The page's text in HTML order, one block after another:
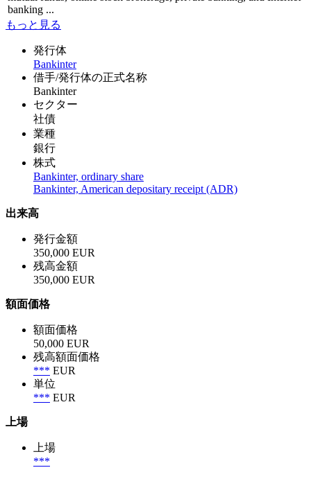
banking ...
もっと見る
発行体
Bankinter
借手/発行体の正式名称
Bankinter
セクター
社債
業種
銀行
株式
Bankinter, ordinary share
Bankinter, American depositary receipt (ADR)
出来高
発行金額
350,000 EUR
残高金額
350,000 EUR
額面価格
額面価格
50,000 EUR
残高額面価格
*** EUR
単位
*** EUR
上場
上場
***